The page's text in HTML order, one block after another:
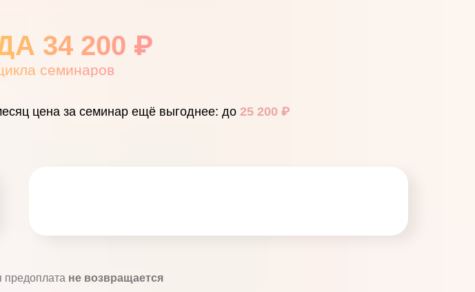
34 200 ₽
семинаров
цена за семинар ещё выгоднее: до 25 200 ₽
предоплата не возвращается